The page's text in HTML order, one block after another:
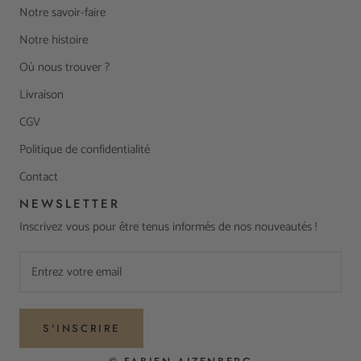
Notre savoir-faire
Notre histoire
Où nous trouver ?
Livraison
CGV
Politique de confidentialité
Contact
NEWSLETTER
Inscrivez vous pour être tenus informés de nos nouveautés !
S'INSCRIRE